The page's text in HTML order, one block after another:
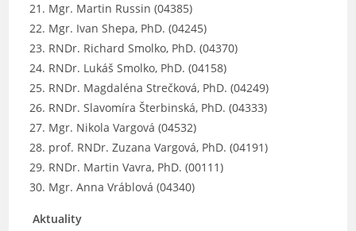
Mgr. Martin Russin (04385)
Mgr. Ivan Shepa, PhD. (04245)
RNDr. Richard Smolko, PhD. (04370)
RNDr. Lukáš Smolko, PhD. (04158)
RNDr. Magdaléna Strečková, PhD. (04249)
RNDr. Slavomíra Šterbinská, PhD. (04333)
Mgr. Nikola Vargová (04532)
prof. RNDr. Zuzana Vargová, PhD. (04191)
RNDr. Martin Vavra, PhD. (00111)
Mgr. Anna Vráblová (04340)
Aktuality